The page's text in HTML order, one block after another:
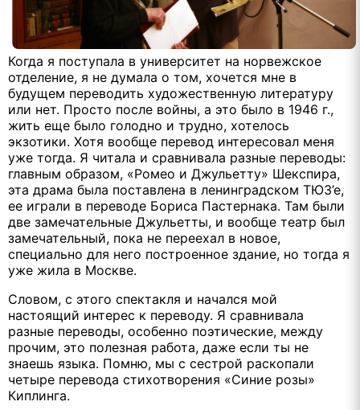
Когда я поступала в университет на норвежское
отделение, я не думала о том, хочется мне в
будущем переводить художественную литературу
или нет. Просто после войны, а это было в 1946 г.,
жить еще было голодно и трудно, хотелось
экзотики. Хотя вообще перевод интересовал меня
уже тогда. Я читала и сравнивала разные переводы:
главным образом, «Ромео и Джульетту» Шекспира,
эта драма была поставлена в ленинградском ТЮЗ’е,
ее играли в переводе Бориса Пастернака. Там были
две замечательные Джульетты, и вообще театр был
замечательный, пока не переехал в новое,
специально для него построенное здание, но тогда я
уже жила в Москве.
Словом, с этого спектакля и начался мой
настоящий интерес к переводу. Я сравнивала
разные переводы, особенно поэтические, между
прочим, это полезная работа, даже если ты не
знаешь языка. Помню, мы с сестрой раскопали
четыре перевода стихотворения «Синие розы»
Киплинга.